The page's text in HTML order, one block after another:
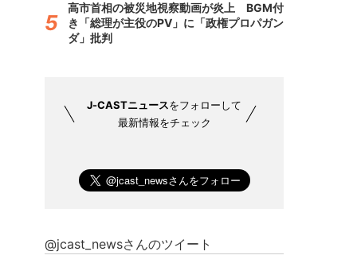
高市首相の被災地視察動画が炎上 BGM付
き「総理が主役のPV」に「政権プロパガン
ダ」批判
J-CASTニュースをフォローして
最新情報をチェック
@jcast_newsさんのツイート